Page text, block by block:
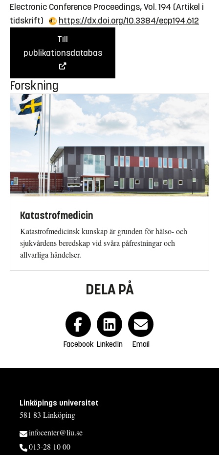
Electronic Conference Proceedings, Vol. 194 (Artikel i
tidskrift)
https://dx.doi.org/10.3384/ecp194.612
Till
publikationsdatabas
Forskning
Katastrofmedicin
Katastrofmedicinsk kunskap är grunden för hälso- och
sjukvårdens beredskap vid svåra påfrestningar och
allvarliga händelser.
DELA PÅ
Facebook LinkedIn Email
Linköpings universitet
581 83 Linköping
infocenter@liu.se
013-28 10 00